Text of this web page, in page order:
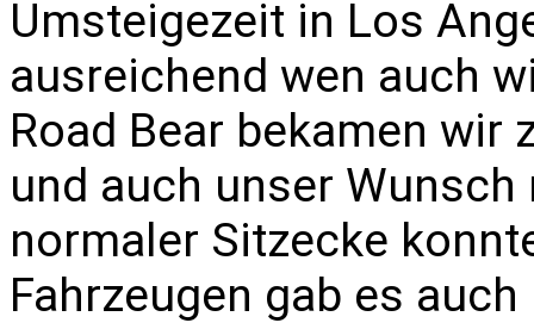
Umsteigezeit in Los
ausreichend wen auch
Road Bear bekamen wir
und auch unser
normaler Sitzecke
Fahrzeugen gab es